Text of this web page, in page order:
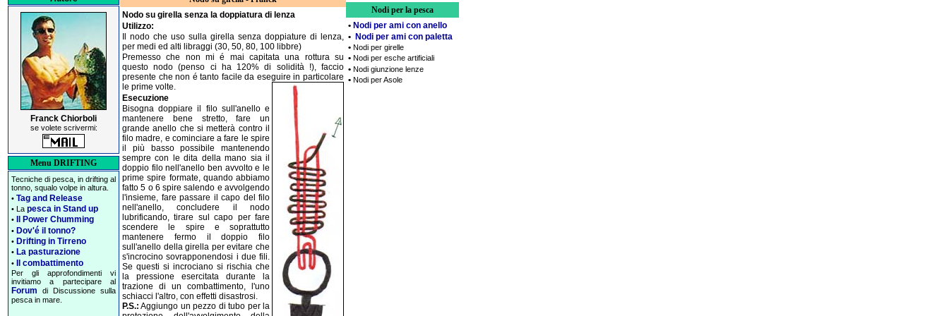
Franck Chiorboli
se volete scrivermi:
Menu DRIFTING
Tecniche di pesca, in drifting al
tonno, squalo volpe in altura.
• Tag and Release
• La pesca in Stand up
• Il Power Chumming
• Dov'é il tonno?
• Drifting in Tirreno
• La pasturazione
• Il combattimento
Per gli approfondimenti vi
invitiamo a partecipare al
Forum di Discussione sulla
pesca in mare.
Nodo su girella senza la doppiatura di lenza
Utilizzo:
Il nodo che uso sulla girella senza doppiature di lenza,
per medi ed alti libraggi (30, 50, 80, 100 libbre)
Premesso che non mi é mai capitata una rottura su
questo nodo (penso ci ha 120% di solidità !), faccio
presente che non é tanto facile da eseguire in particolare
le prime volte.
Esecuzione
Bisogna doppiare il filo sull'anello e
mantenere bene stretto, fare un
grande anello che si metterà contro il
filo madre, e cominciare a fare le spire
il più basso possibile mantenendo
sempre con le dita della mano sia il
doppio filo nell'anello ben avvolto e le
prime spire formate, quando abbiamo
fatto 5 o 6 spire salendo e avvolgendo
l'insieme, fare passare il capo del filo
nell'anello, concludere il nodo
lubrificando, tirare sul capo per fare
scendere le spire e soprattutto
mantenere fermo il doppio filo
sull'anello della girella per evitare che
s'incrocino sovrapponendosi i due fili.
Se questi si incrociano si rischia che
la pressione esercitata durante la
trazione di un combattimento, l'uno
schiacci l'altro, con effetti disastrosi.
P.S.: Aggiungo un pezzo di tubo per la
Nodi per la pesca
• Nodi per ami con anello
• Nodi per ami con paletta
• Nodi per girelle
• Nodi per esche artificiali
• Nodi giunzione lenze
• Nodi per Asole